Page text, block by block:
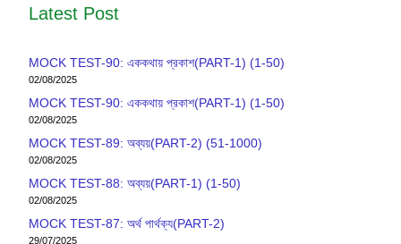
Latest Post
MOCK TEST-90: এককথায় প্রকাশ(PART-1) (1-50)
02/08/2025
MOCK TEST-90: এককথায় প্রকাশ(PART-1) (1-50)
02/08/2025
MOCK TEST-89: অব্যয়(PART-2) (51-1000)
02/08/2025
MOCK TEST-88: অব্যয়(PART-1) (1-50)
02/08/2025
MOCK TEST-87: অর্থ পার্থক্য(PART-2)
29/07/2025